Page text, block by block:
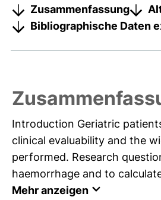
Zusammenfassung
Bibliographische Daten
Introduction Geriatric
clinical evaluability and the
performed. Research
haemorrhage and to
Mehr anzeigen